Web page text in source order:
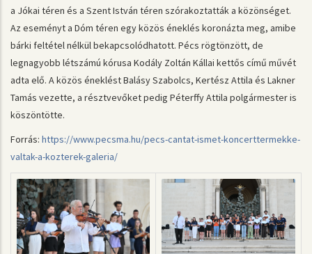
a Jókai téren és a Szent István téren szórakoztatták a közönséget.
Az eseményt a Dóm téren egy közös éneklés koronázta meg, amibe
bárki feltétel nélkül bekapcsolódhatott. Pécs rögtönzött, de
legnagyobb létszámú kórusa Kodály Zoltán Kállai kettős című művét
adta elő. A közös éneklést Balásy Szabolcs, Kertész Attila és Lakner
Tamás vezette, a résztvevőket pedig Péterffy Attila polgármester is
köszöntötte.
Forrás: https://www.pecsma.hu/pecs-cantat-ismet-koncerttermekke-
valtak-a-kozterek-galeria/